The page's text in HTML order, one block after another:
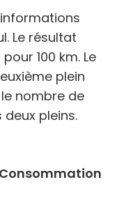
Le résultat
100 km. Le
plein
nombre de
pleins.
Consommation